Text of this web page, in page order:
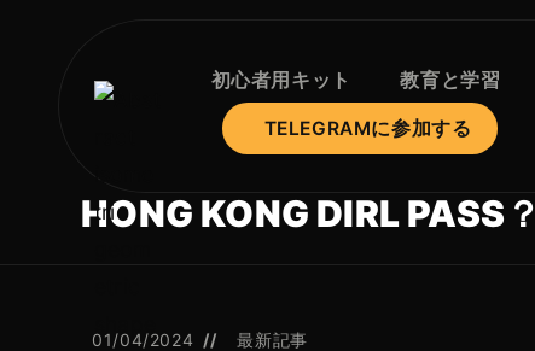
初心者用キット 教育と学習
TELEGRAMに参加する
HONG KONG DIRL PASS？
01/04/2024 最新記事